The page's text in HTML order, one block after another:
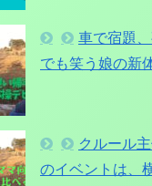
車で宿題
でも笑う娘の新
クルール
のイベントは、